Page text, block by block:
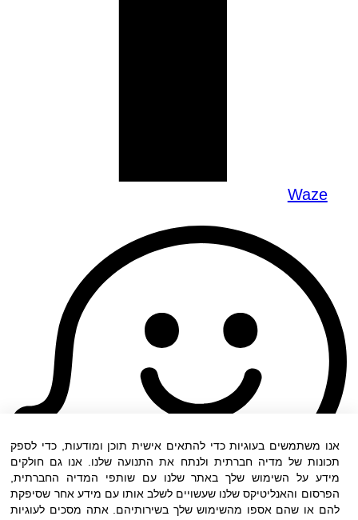
Waze
אנו משתמשים בעוגיות כדי להתאים אישית תוכן ומודעות, כדי לספק
תכונות של מדיה חברתית ולנתח את התנועה שלנו. אנו גם חולקים
מידע על השימוש שלך באתר שלנו עם שותפי המדיה החברתית,
הפרסום והאנליטיקס שלנו שעשויים לשלב אותו עם מידע אחר שסיפקת
להם או שהם אספו מהשימוש שלך בשירותיהם. אתה מסכים לעוגיות